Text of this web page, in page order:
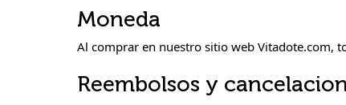
Moneda
Al comprar en nuestro sitio web Vitadote.com,
Reembolsos y